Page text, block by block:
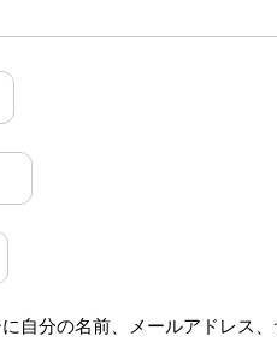
自分の名前、メールアドレス、